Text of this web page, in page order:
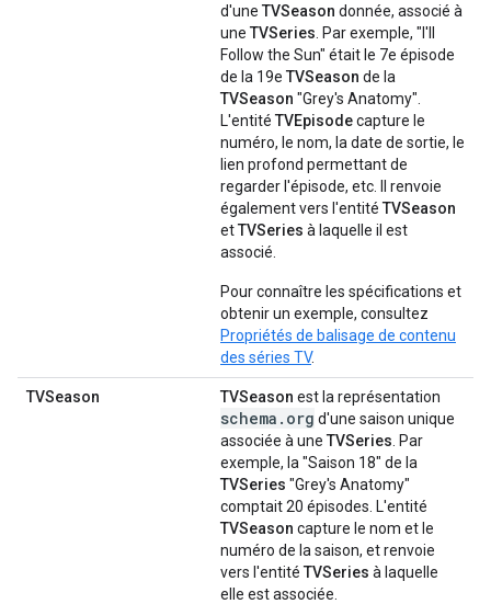
d'une TVSeason donnée, associé à
une TVSeries . Par exemple, "I'll
Follow the Sun" était le 7e épisode
de la 19e TVSeason de la
TVSeason "Grey's Anatomy".
L'entité TVEpisodecapture le
numéro, le nom, la date de sortie, le
lien profond permettant de
regarder l'épisode, etc. Il renvoie
également vers l'entité TVSeason
etTVSeries à laquelle il est
associé.
Pour connaître les spécifications et
obtenir un exemple, consultez
Propriétés de balisage de contenu
des séries TV.
TVSeason TVSeason est la représentation
schema.org d'une saison unique
associée à une TVSeries . Par
exemple, la "Saison 18" de la
TVSeries "Grey's Anatomy"
comptait 20 épisodes. L'entité
TVSeason capture le nom et le
numéro de la saison, et renvoie
vers l'entité TVSeries à laquelle
elle est associée.